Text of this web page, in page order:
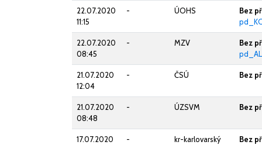
22.07.2020
11:15
- ÚOHS
Bez
22.07.2020
08:45
- MZV
Bez
21.07.2020
12:04
- ČSÚ Bez
21.07.2020
08:48
- ÚZSVM Bez
17.07.2020
- kr-karlovarský Bez